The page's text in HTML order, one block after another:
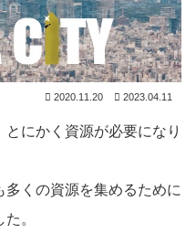
2020.11.20 2023.04.11
にかく資源が必要になり
くの資源を集めるために
。